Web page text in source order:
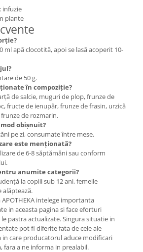
infuzie
plante
ml apă clocotită, apoi se lasă acoperit 10-
de 50 g.
în compoziție?
de salcie, muguri de plop, frunze de
fructe de ienupăr, frunze de frasin, urzică
de rozmarin.
obișnuit?
pe zi, consumate între mese.
este menționată?
de 6-8 săptămâni sau conform
anumite categorii?
la copiii sub 12 ani, femeile
alăptează.
APOTHEKA intelege importanta
in aceasta pagina si face eforturi
pastra actualizate. Singura situatie in
pot fi diferite fata de cele ale
in care producatorul aduce modificari
fara a ne informa in prealabil.